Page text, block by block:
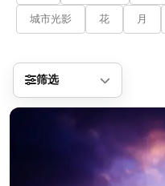
城市光影 花 月
筛选
发布
未知设备
在主题许可下可免费使用